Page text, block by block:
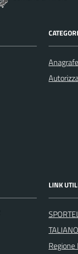
LINK
TALIANO
Regione